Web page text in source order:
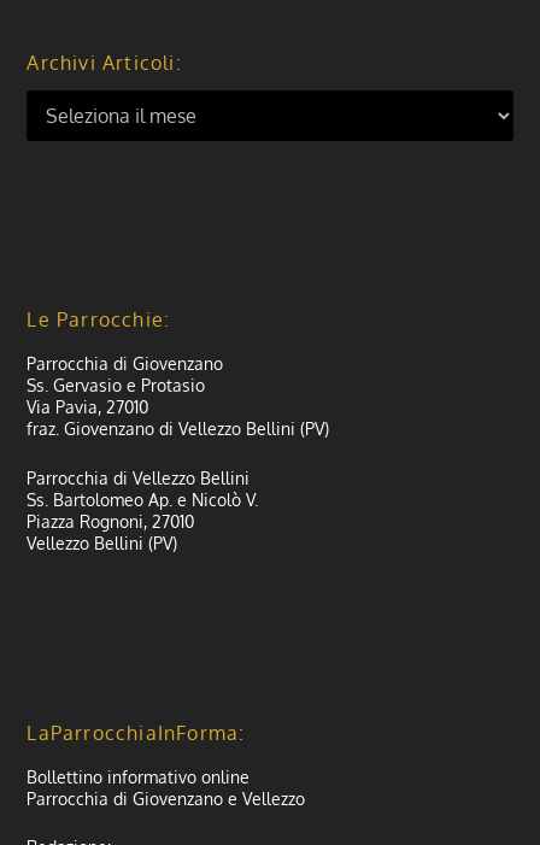
Archivi Articoli:
Le Parrocchie:
Parrocchia di Giovenzano
Ss. Gervasio e Protasio
Via Pavia, 27010
fraz. Giovenzano di Vellezzo Bellini (PV)
Parrocchia di Vellezzo Bellini
Ss. Bartolomeo Ap. e Nicolò V.
Piazza Rognoni, 27010
Vellezzo Bellini (PV)
LaParrocchiaInForma:
Bollettino informativo online
Parrocchia di Giovenzano e Vellezzo